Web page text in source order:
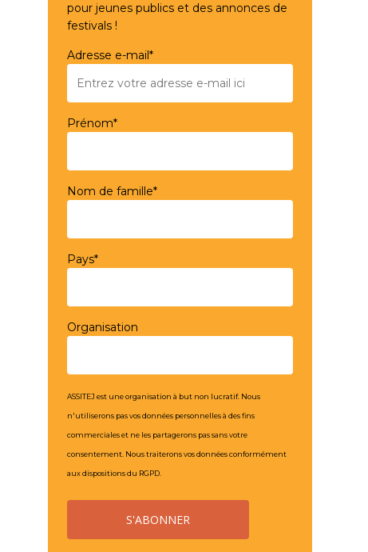
pour jeunes publics et des annonces de
festivals !
Adresse e-mail*
Prénom*
Nom de famille*
Pays*
Organisation
ASSITEJ est une organisation à but non lucratif. Nous
n'utiliserons pas vos données personnelles à des fins
commerciales et ne les partagerons pas sans votre
consentement. Nous traiterons vos données conformément
aux dispositions du RGPD.